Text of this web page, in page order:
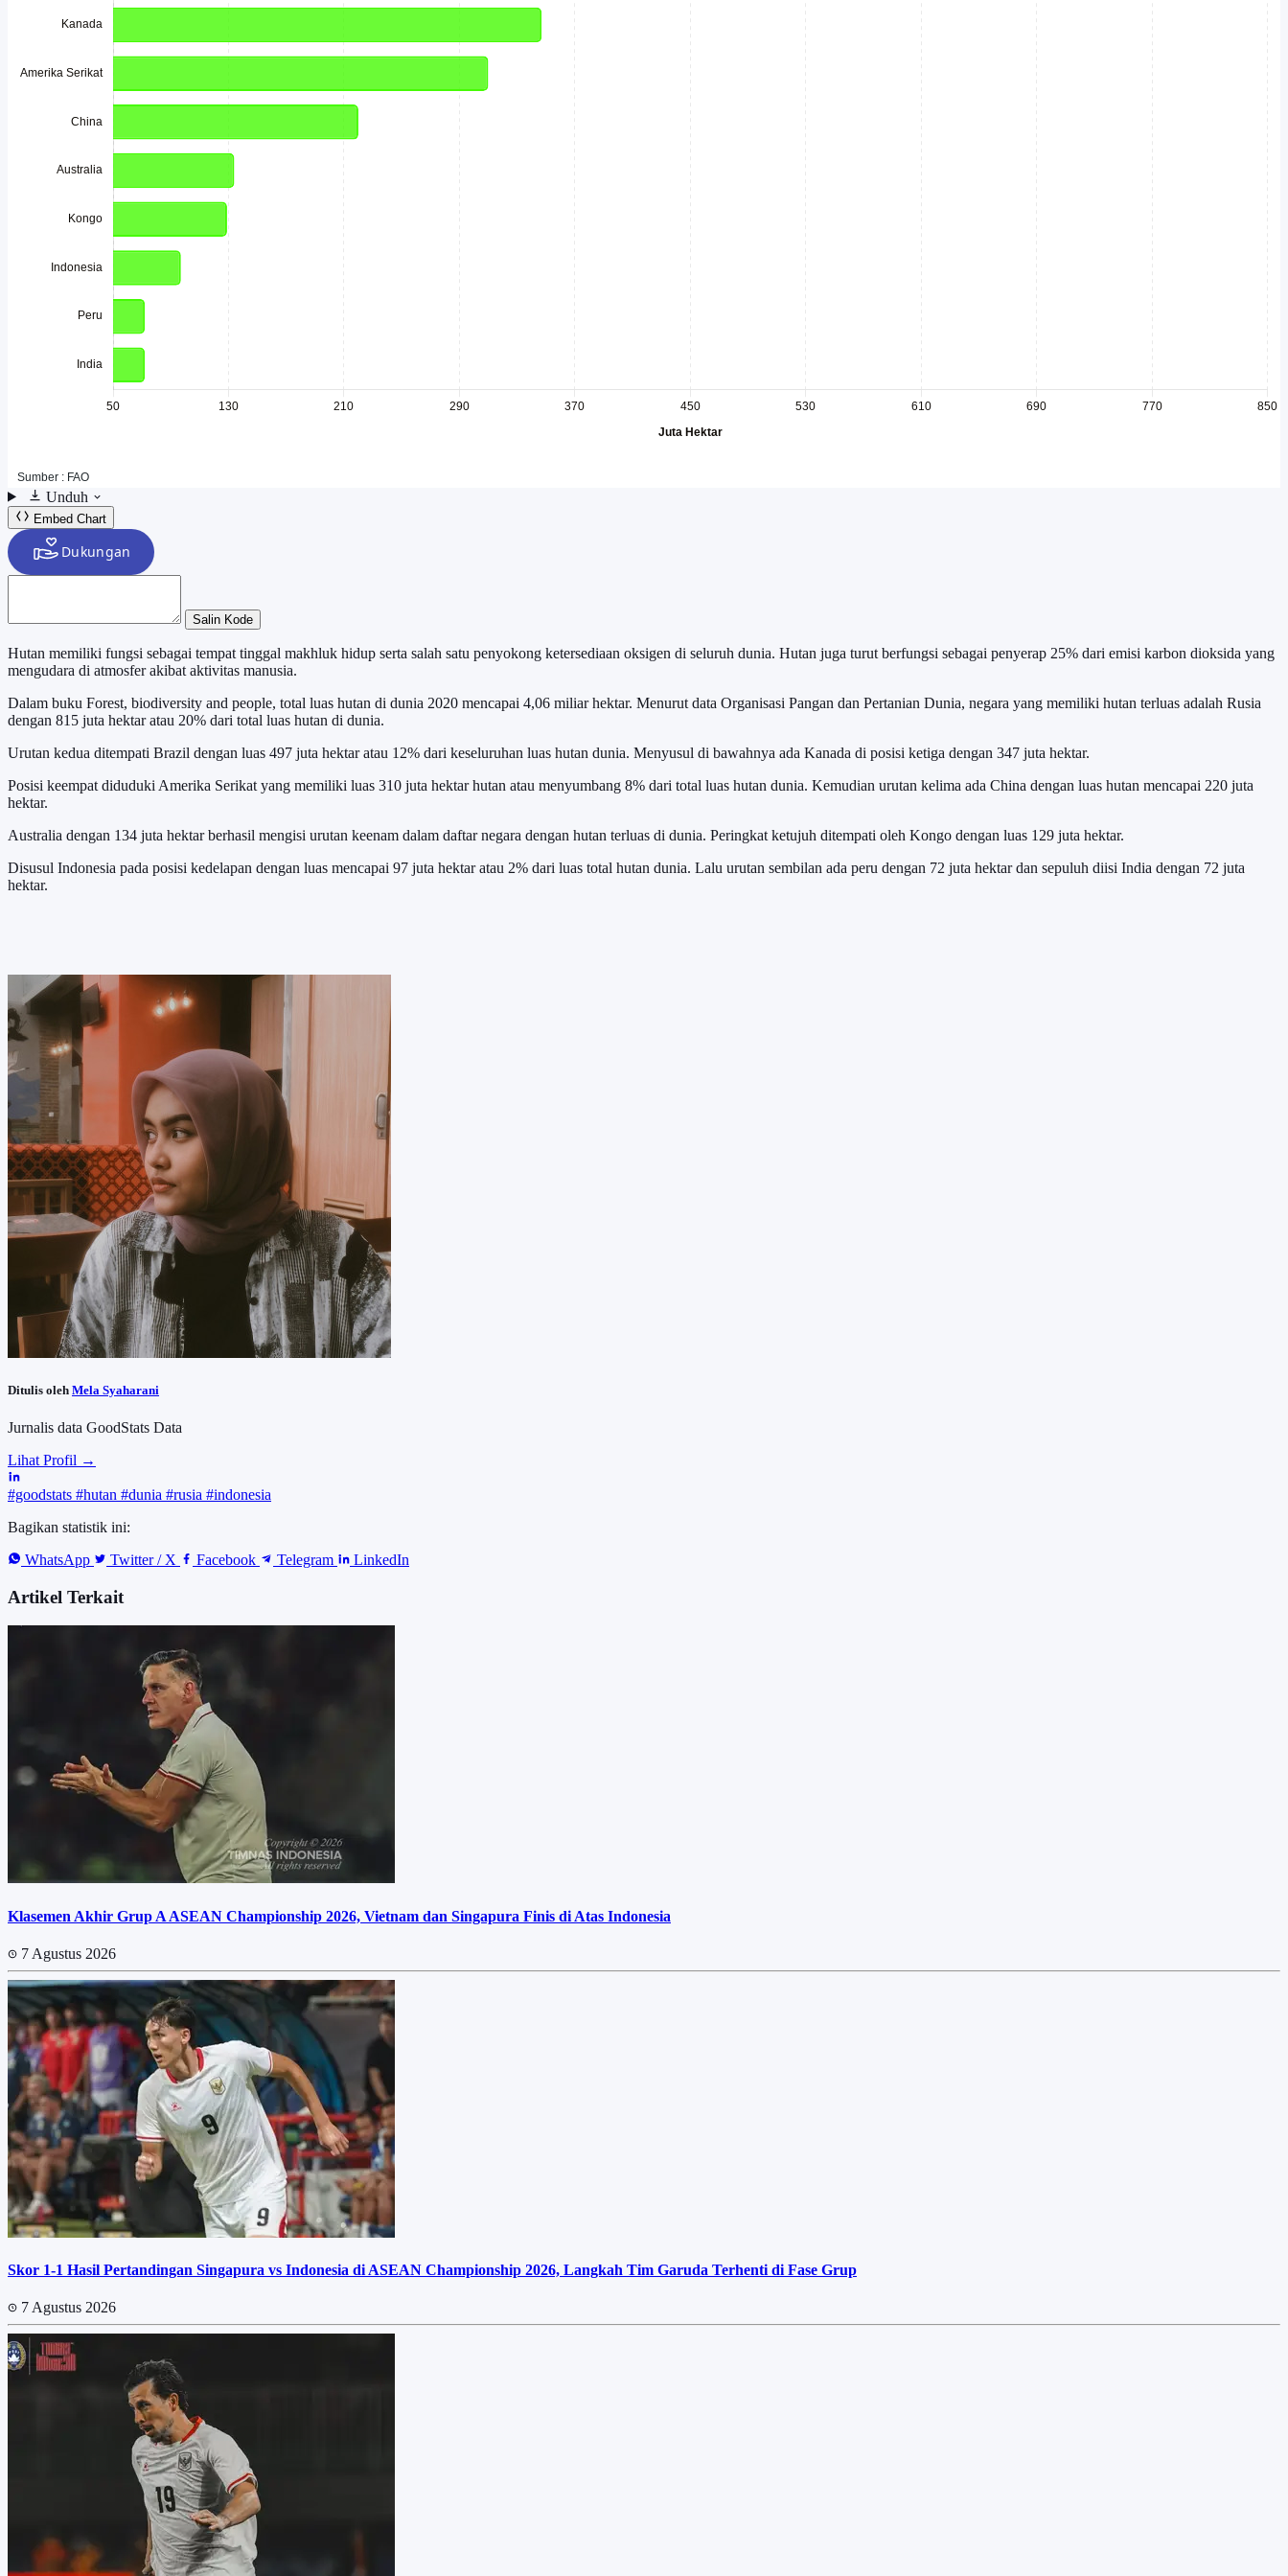
Unduh
Embed Chart
Salin Kode
Hutan memiliki fungsi sebagai tempat tinggal makhluk hidup serta salah satu penyokong ketersediaan oksigen di seluruh dunia. Hutan juga turut berfungsi sebagai penyerap 25% dari emisi karbon dioksida yang
mengudara di atmosfer akibat aktivitas manusia.
Dalam buku Forest, biodiversity and people, total luas hutan di dunia 2020 mencapai 4,06 miliar hektar. Menurut data Organisasi Pangan dan Pertanian Dunia, negara yang memiliki hutan terluas adalah Rusia
dengan 815 juta hektar atau 20% dari total luas hutan di dunia.
Urutan kedua ditempati Brazil dengan luas 497 juta hektar atau 12% dari keseluruhan luas hutan dunia. Menyusul di bawahnya ada Kanada di posisi ketiga dengan 347 juta hektar.
Posisi keempat diduduki Amerika Serikat yang memiliki luas 310 juta hektar hutan atau menyumbang 8% dari total luas hutan dunia. Kemudian urutan kelima ada China dengan luas hutan mencapai 220 juta
hektar.
Australia dengan 134 juta hektar berhasil mengisi urutan keenam dalam daftar negara dengan hutan terluas di dunia. Peringkat ketujuh ditempati oleh Kongo dengan luas 129 juta hektar.
Disusul Indonesia pada posisi kedelapan dengan luas mencapai 97 juta hektar atau 2% dari luas total hutan dunia. Lalu urutan sembilan ada peru dengan 72 juta hektar dan sepuluh diisi India dengan 72 juta
hektar.
Ditulis oleh Mela Syaharani
Jurnalis data GoodStats Data
Lihat Profil →
#goodstats #hutan #dunia #rusia #indonesia
Bagikan statistik ini:
WhatsApp
Twitter / X Facebook Telegram LinkedIn
Artikel Terkait
Klasemen Akhir Grup A ASEAN Championship 2026, Vietnam dan Singapura Finis di Atas Indonesia
7 Agustus 2026
Skor 1-1 Hasil Pertandingan Singapura vs Indonesia di ASEAN Championship 2026, Langkah Tim Garuda Terhenti di Fase Grup
7 Agustus 2026